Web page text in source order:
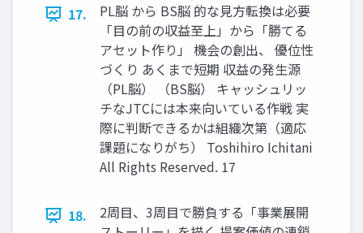
17.
PL脳 から BS脳 的な⾒⽅転換は必要
「⽬の前の収益⾄上」から「勝てる
アセット作り」 機会の創出、 優位性
づくり あくまで短期 収益の発⽣源
（PL脳） （BS脳） キャッシュリッ
チなJTCには本来向いている作戦 実
際に判断できるかは組織次第（適応
課題になりがち） Toshihiro Ichitani
All Rights Reserved. 17
18.
2周⽬、3周⽬で勝負する「事業展開